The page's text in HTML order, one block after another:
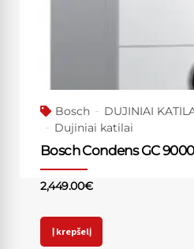
Bosch
DUJINIAI
Dujiniai katilai
Bosch Condens GC
2,449.00€
Į krepšelį